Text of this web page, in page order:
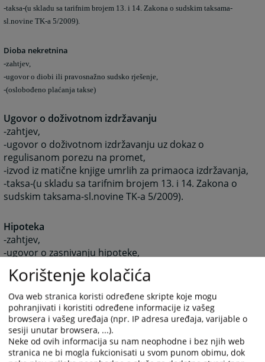
-taksa-(u skladu sa tarifnim brojem 13. i 14. Zakona o sudskim taksama-
sl.novine TK-a 5/2009).
Dioba nekretnina
-zahtjev,
-ugovor o diobi ili pravosnažno sudsko rješenje,
-(oslobođeno plaćanja takse)
Ugovor o doživotnom izdržavanju
-zahtjev,
-ugovor o doživotnom izdržavanju uz dokaz o
regulisanom porezu na promet,
-izvod iz matične knjige umrlih za primaoca izdržavanja,
-taksa-(u skladu sa tarifnim brojem 13. i 14. Zakona o
sudskim taksama-sl.novine TK-a 5/2009).
Hipoteka
-zahtjev,
-ugovor o zasnivanju hipoteke,
-taksa-(u skladu sa tarifnim brojem 13. i 14. Zakona o
sudskim taksama-sl.novine TK-a 5/2009).
Upis zabilježbe
-zahtjev,
-isprava koja je osnov za upis zabilježbe,
-taksa: 80,00 KM
Korištenje kolačića
Ova web stranica koristi određene skripte koje mogu
pohranjivati i koristiti određene informacije iz vašeg
browsera i vašeg uređaja (npr. IP adresa uređaja, varijable o
sesiji unutar browsera, ...).
Neke od ovih informacija su nam neophodne i bez njih web
stranica ne bi mogla fukcionisati u svom punom obimu, dok